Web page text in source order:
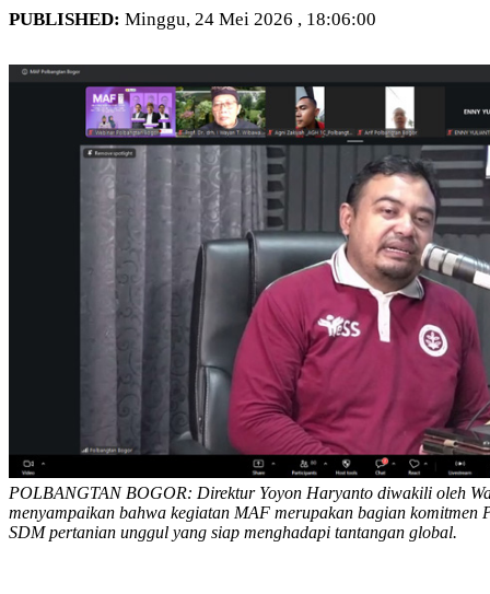
PUBLISHED: Minggu, 24 Mei 2026 , 18:06:00
POLBANGTAN BOGOR: Direktur Yoyon Haryanto diwakili oleh
menyampaikan bahwa kegiatan MAF merupakan bagian komitmen
SDM pertanian unggul yang siap menghadapi tantangan global.